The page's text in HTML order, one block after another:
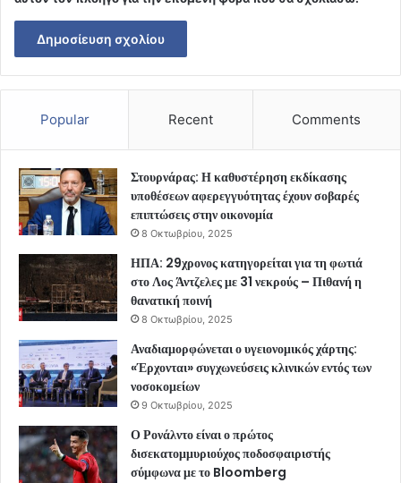
Popular Recent Comments
Στουρνάρας: Η καθυστέρηση εκδίκασης
υποθέσεων αφερεγγυότητας έχουν σοβαρές
επιπτώσεις στην οικονομία
8 Οκτωβρίου, 2025
ΗΠΑ: 29χρονος κατηγορείται για τη φωτιά
στο Λος Άντζελες με 31 νεκρούς – Πιθανή η
θανατική ποινή
8 Οκτωβρίου, 2025
Αναδιαμορφώνεται ο υγειονομικός χάρτης:
«Έρχονται» συγχωνεύσεις κλινικών εντός των
νοσοκομείων
9 Οκτωβρίου, 2025
Ο Ρονάλντο είναι ο πρώτος
δισεκατομμυριούχος ποδοσφαιριστής
σύμφωνα με το Bloomberg